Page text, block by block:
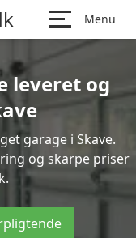
Menu
leveret og
garage i Skave.
og skarpe priser